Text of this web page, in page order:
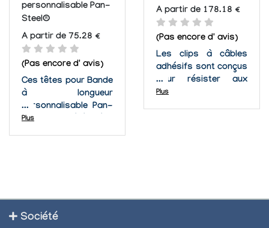
personnalisable Pan-
Steel®
A partir de 75.28 €
(Pas encore d' avis)
Ces têtes pour Bande
à longueur
personnalisable Pan-
Steel® ont été crées
l'excès de longueur.
Plus
A partir de 178.18 €
(Pas encore d' avis)
Les clips à câbles
adhésifs sont conçus
pour résister aux
environnements
Plus
Société